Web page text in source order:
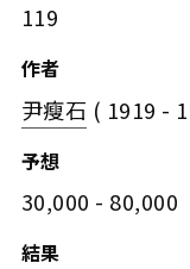
119
作者
尹瘦石 ( 1919 -
予想
30,000 - 80,000
結果